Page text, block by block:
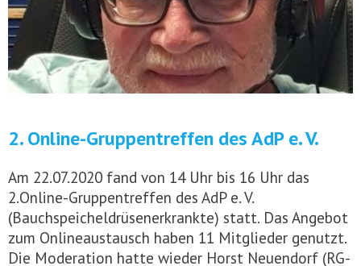
2. Online-Gruppentreffen des AdP e. V.
Am 22.07.2020 fand von 14 Uhr bis 16 Uhr das
2.Online-Gruppentreffen des AdP e. V.
(Bauchspeicheldrüsenerkrankte) statt. Das Angebot
zum Onlineaustausch haben 11 Mitglieder genutzt.
Die Moderation hatte wieder Horst Neuendorf (RG-